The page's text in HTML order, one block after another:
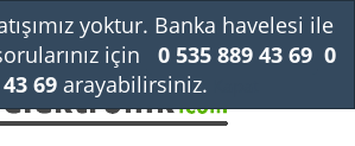
yoktur. Banka havelesi ile
için
0 535 889 43 69 0
69arayabilirsiniz.